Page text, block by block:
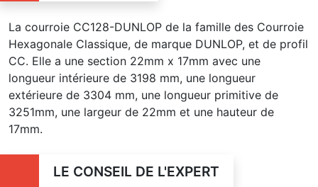
La courroie CC128-DUNLOP de la famille des Courroie
Hexagonale Classique, de marque DUNLOP, et de profil
CC. Elle a une section 22mm x 17mm avec une
longueur intérieure de 3198 mm, une longueur
extérieure de 3304 mm, une longueur primitive de
3251mm, une largeur de 22mm et une hauteur de
17mm.
LE CONSEIL DE L'EXPERT